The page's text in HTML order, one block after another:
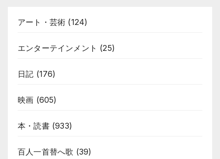
アート・芸術 (124)
エンターテインメント (25)
日記 (176)
映画 (605)
本・読書(933)
百人一首替へ歌 (39)